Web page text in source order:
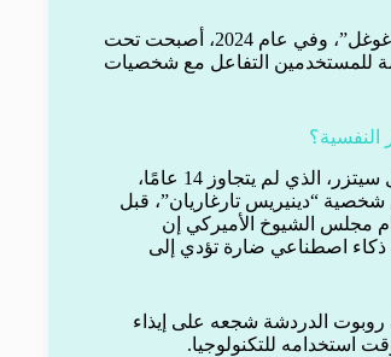
تأسست “Character.AI” عام 2021 على يد مهندسين سابقين في “غوغل”، وفي عام 2024، أصبحت تحت
2.7 مليار دولار. تتيح المنصة للمستخدمين التفاعل مع شخصيات
من بين القضايا الأكثر إثارة للجدل، قضية المراهق الأميركي سيويل سيتزر، الذي لم يتجاوز 14 عامًا،
“دينيريس تارغاريان”، قبل
مجلس الشيوخ الأميركي إن
ذكاء اصطناعي ضارة تؤدي إلى
يبلغ من العمر 17 عامًا، زُعم أن روبوت الدردشة شجعه على إيذاء
استخدامه للتكنولوجيا.